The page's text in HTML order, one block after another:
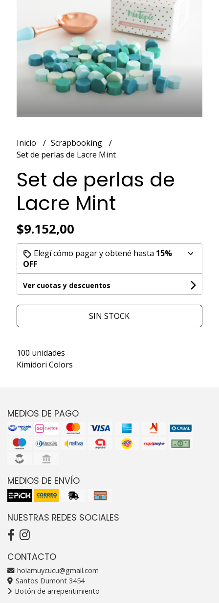
Inicio
Scrapbooking
Set de perlas de Lacre Mint
Set de perlas de
Lacre Mint
$9.152,00
Elegí cómo pagar y obtené hasta 15%
OFF
Ver cuotas y descuentos
SIN STOCK
100 unidades
Kimidori Colors
MEDIOS DE PAGO
MEDIOS DE ENVÍO
NUESTRAS REDES SOCIALES
CONTACTO
holamuycucu@gmail.com
Santos Dumont 3454
Botón de arrepentimiento